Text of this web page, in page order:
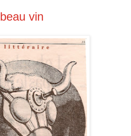
beau vin